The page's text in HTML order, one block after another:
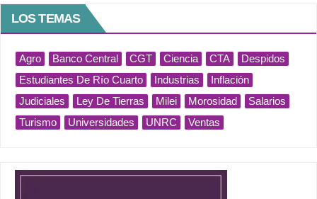
LOS TEMAS
Agro Banco Central CGT Ciencia CTA
Despidos
Estudiantes De Río Cuarto
Industrias
Inflación
Judiciales
Ley De Tierras Milei Morosidad
Salarios
Turismo
Universidades UNRC Ventas